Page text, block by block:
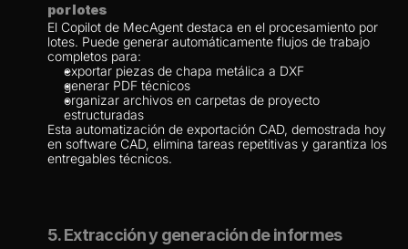
por lotes
El Copilot de MecAgent destaca en el procesamiento por
lotes. Puede generar automáticamente flujos de trabajo
completos para:
exportar piezas de chapa metálica a DXF
generar PDF técnicos
organizar archivos en carpetas de proyecto
estructuradas
Esta automatización de exportación CAD, demostrada hoy
en software CAD, elimina tareas repetitivas y garantiza los
entregables técnicos.
5. Extracción y generación de informes